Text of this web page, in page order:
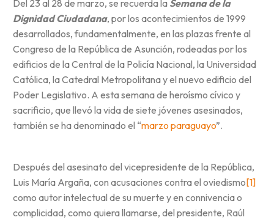
Del 23 al 28 de marzo, se recuerda la Semana de la
Dignidad Ciudadana, por los acontecimientos de 1999
desarrollados, fundamentalmente, en las plazas frente al
Congreso de la República de Asunción, rodeadas por los
edificios de la Central de la Policía Nacional, la Universidad
Católica, la Catedral Metropolitana y el nuevo edificio del
Poder Legislativo. A esta semana de heroísmo cívico y
sacrificio, que llevó la vida de siete jóvenes asesinados,
también se ha denominado el “marzo paraguayo”.
Después del asesinato del vicepresidente de la República,
Luis María Argaña, con acusaciones contra el oviedismo[1]
como autor intelectual de su muerte y en connivencia o
complicidad, como quiera llamarse, del presidente, Raúl